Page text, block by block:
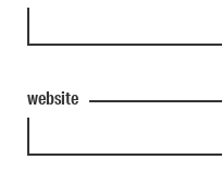
website